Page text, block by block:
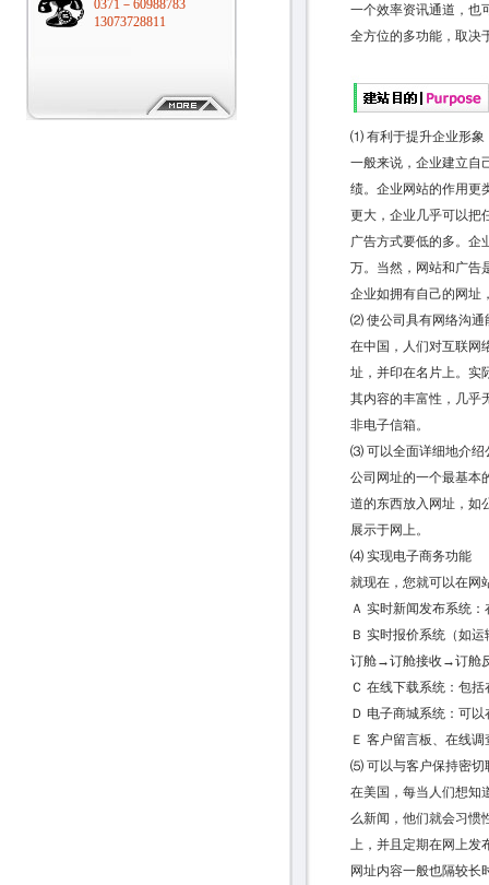
0371－60988783
13073728811
一个效率资讯通道，也
全方位的多功能，取决
⑴ 有利于提升企业形象
一般来说，企业建立自
绩。企业网站的作用更
更大，企业几乎可以把
广告方式要低的多。企
万。当然，网站和广告
企业如拥有自己的网址
⑵ 使公司具有网络沟通
在中国，人们对互联网
址，并印在名片上。实
其内容的丰富性，几乎
非电子信箱。
⑶ 可以全面详细地介绍
公司网址的一个最基本
道的东西放入网址，如
展示于网上。
⑷ 实现电子商务功能
就现在，您就可以在网
Ａ 实时新闻发布系统
Ｂ 实时报价系统（如
订舱→订舱接收→订舱
Ｃ 在线下载系统：包
Ｄ 电子商城系统：可
Ｅ 客户留言板、在线
⑸ 可以与客户保持密切
在美国，每当人们想知
么新闻，他们就会习惯
上，并且定期在网上发
网址内容一般也隔较长